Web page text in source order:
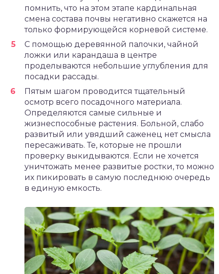
помнить, что на этом этапе кардинальная
смена состава почвы негативно скажется на
только формирующейся корневой системе.
С помощью деревянной палочки, чайной
ложки или карандаша в центре
проделываются небольшие углубления для
посадки рассады.
Пятым шагом проводится тщательный
осмотр всего посадочного материала.
Определяются самые сильные и
жизнеспособные растения. Больной, слабо
развитый или увядший саженец нет смысла
пересаживать. Те, которые не прошли
проверку выкидываются. Если не хочется
уничтожать менее развитые ростки, то можно
их пикировать в самую последнюю очередь
в единую емкость.